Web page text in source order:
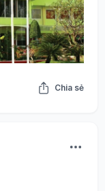
Chia sẻ